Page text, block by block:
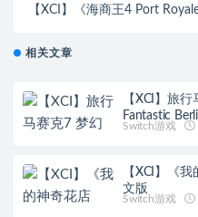
【XCI】《海商王4 Port
相关文章
【XCI】旅
Switch游戏
【XCI】《
文版
Switch游戏